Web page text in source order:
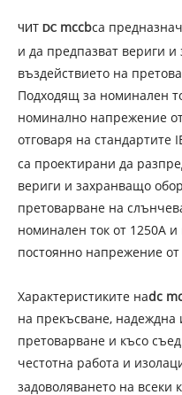
ЧИТ DC mccbса
и да предпазват вериги
въздействието на
Подходящ за номинален
номинално напрежение
отговаря на стандартите
са проектирани да
вериги и захранващо
претоварване на
номинален ток от 1250A
постоянно напрежение
Характеристиките наdc
на прекъсване, надеждна
претоварване и късо
честотна работа и
задоволяването на всеки